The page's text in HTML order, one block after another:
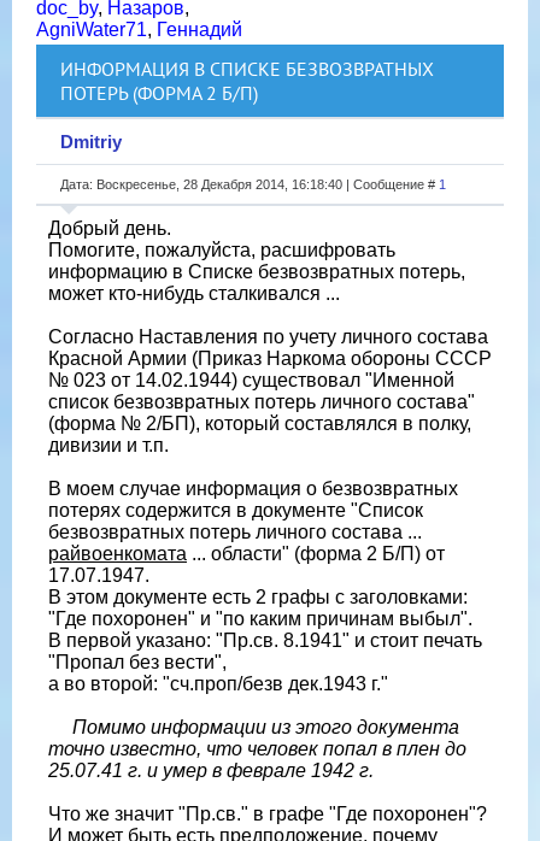
doc_by, Назаров,
AgniWater71, Геннадий
ИНФОРМАЦИЯ В СПИСКЕ БЕЗВОЗВРАТНЫХ
ПОТЕРЬ (ФОРМА 2 Б/П)
Dmitriy
Дата: Воскресенье, 28 Декабря 2014, 16:18:40 | Сообщение # 1
Добрый день.
Помогите, пожалуйста, расшифровать
информацию в Списке безвозвратных потерь,
может кто-нибудь сталкивался ...
Согласно Наставления по учету личного состава
Красной Армии (Приказ Наркома обороны СССР
№ 023 от 14.02.1944) существовал "Именной
список безвозвратных потерь личного состава"
(форма № 2/БП), который составлялся в полку,
дивизии и т.п.
В моем случае информация о безвозвратных
потерях содержится в документе "Список
безвозвратных потерь личного состава ...
райвоенкомата ... области" (форма 2 Б/П) от
17.07.1947.
В этом документе есть 2 графы с заголовками:
"Где похоронен" и "по каким причинам выбыл".
В первой указано: "Пр.св. 8.1941" и стоит печать
"Пропал без вести",
а во второй: "сч.проп/безв дек.1943 г."
Помимо информации из этого документа
точно известно, что человек попал в плен до
25.07.41 г. и умер в феврале 1942 г.
Что же значит "Пр.св." в графе "Где похоронен"?
И может быть есть предположение, почему